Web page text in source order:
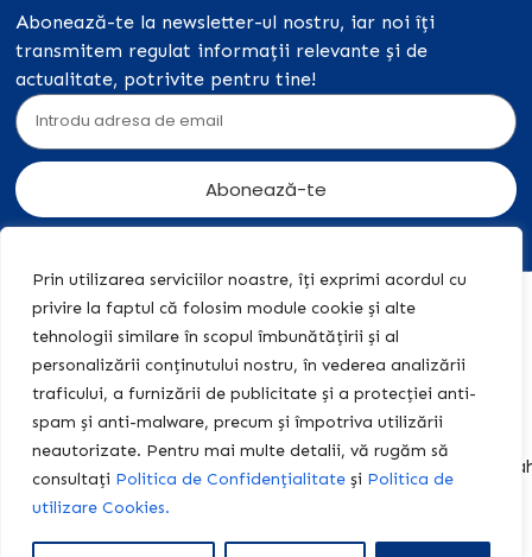
Prin utilizarea serviciilor noastre, îți exprimi acordul cu
privire la faptul că folosim module cookie și alte
tehnologii similare în scopul îmbunătățirii și al
personalizării conținutului nostru, în vederea analizării
traficului, a furnizării de publicitate și a protecției anti-
spam și anti-malware, precum și împotriva utilizării
neautorizate. Pentru mai multe detalii, vă rugăm să
consultați Politica de Confidențialitate și Politica de
utilizare Cookies.
Abonează-te la newsletter-ul nostru, iar noi îți
transmitem regulat informații relevante și de
actualitate, potrivite pentru tine!
Abonează-te
Acasă
Editura
Teach &
Learn
Fișe de
Acțiuni
legale
Politica de
Confidențialitate
Politica de
+40 774
455 409
contact@teach-
learn-
academy.ro